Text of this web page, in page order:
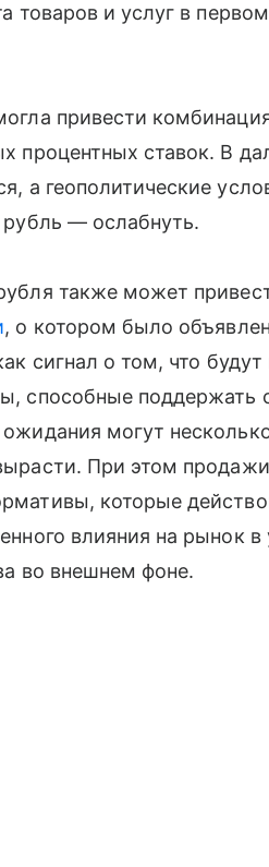
товаров и услуг в
привести
процентных ставок. В
а геополитические
— ослабнуть.
также может
, о котором было
сигнал о том, что
способные поддержать
могут
При этом
которые
влияния на рынок
во внешнем фоне.